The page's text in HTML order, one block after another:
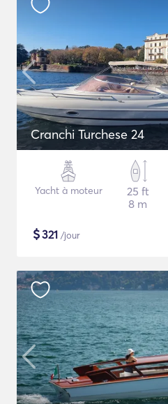
Cranchi Turchese 24
Yacht à moteur
25 ft
8 m
$321 /jour